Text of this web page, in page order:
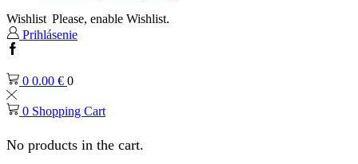
Wishlist Please, enable Wishlist.
Prihlásenie
Facebook
0 0.00 € 0
0 Shopping Cart
No products in the cart.